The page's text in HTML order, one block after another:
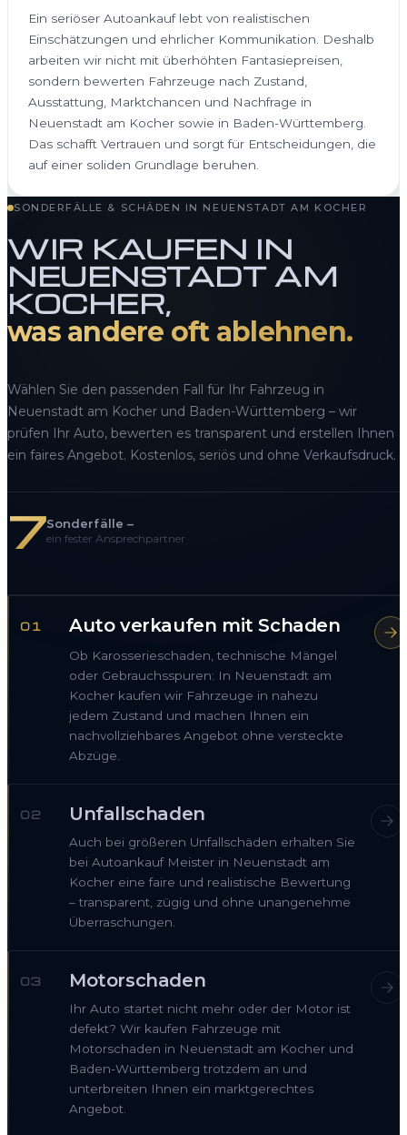
Ein seriöser Autoankauf lebt von realistischen
Einschätzungen und ehrlicher Kommunikation. Deshalb
arbeiten wir nicht mit überhöhten Fantasiepreisen,
sondern bewerten Fahrzeuge nach Zustand,
Ausstattung, Marktchancen und Nachfrage in
Neuenstadt am Kocher sowie in Baden-Württemberg.
Das schafft Vertrauen und sorgt für Entscheidungen, die
auf einer soliden Grundlage beruhen.
SONDERFÄLLE & SCHÄDEN IN NEUENSTADT AM KOCHER
WIR KAUFEN IN
NEUENSTADT AM
KOCHER,
was andere oft ablehnen.
Wählen Sie den passenden Fall für Ihr Fahrzeug in
Neuenstadt am Kocher und Baden-Württemberg – wir
prüfen Ihr Auto, bewerten es transparent und erstellen Ihnen
ein faires Angebot. Kostenlos, seriös und ohne Verkaufsdruck.
7Sonderfälle –
ein fester Ansprechpartner
01 Auto verkaufen mit Schaden
Ob Karosserieschaden, technische Mängel
oder Gebrauchsspuren: In Neuenstadt am
Kocher kaufen wir Fahrzeuge in nahezu
jedem Zustand und machen Ihnen ein
nachvollziehbares Angebot ohne versteckte
Abzüge.
02 Unfallschaden
Auch bei größeren Unfallschäden erhalten Sie
bei Autoankauf Meister in Neuenstadt am
Kocher eine faire und realistische Bewertung
– transparent, zügig und ohne unangenehme
Überraschungen.
03 Motorschaden
Ihr Auto startet nicht mehr oder der Motor ist
defekt? Wir kaufen Fahrzeuge mit
Motorschaden in Neuenstadt am Kocher und
Baden-Württemberg trotzdem an und
unterbreiten Ihnen ein marktgerechtes
Angebot.